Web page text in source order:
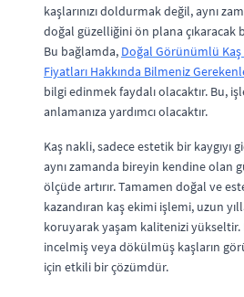
kaşlarınızı doldurmak değil, aynı
doğal güzelliğini ön plana çıkaracak
Bu bağlamda, Doğal Görünümlü Kaş
Fiyatları Hakkında Bilmeniz
bilgi edinmek faydalı olacaktır. Bu,
anlamanıza yardımcı olacaktır.
Kaş nakli, sadece estetik bir kaygıyı
aynı zamanda bireyin kendine olan
ölçüde artırır. Tamamen doğal ve
kazandıran kaş ekimi işlemi, uzun
koruyarak yaşam kalitenizi
incelmiş veya dökülmüş kaşların
için etkili bir çözümdür.